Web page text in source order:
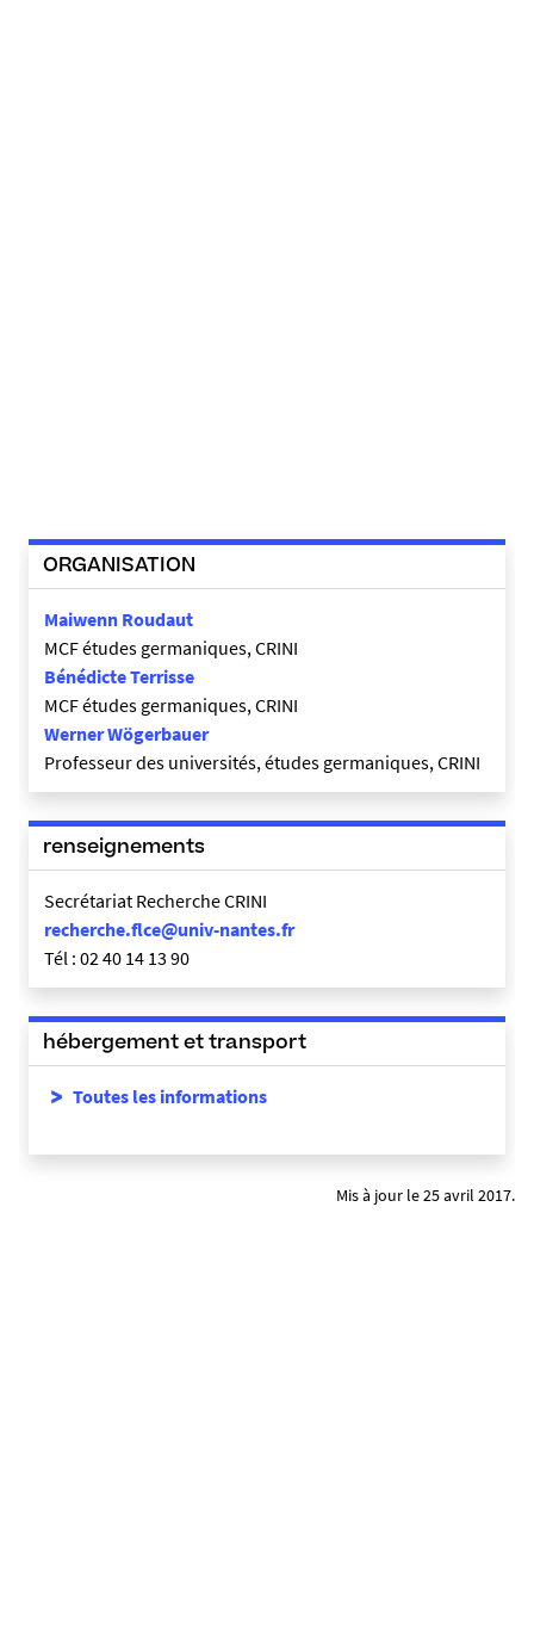
ORGANISATION
Maiwenn Roudaut
MCF études germaniques, CRINI
Bénédicte Terrisse
MCF études germaniques, CRINI
Werner Wögerbauer
Professeur des universités, études germaniques, CRINI
renseignements
Secrétariat Recherche CRINI
recherche.flce@univ-nantes.fr
Tél : 02 40 14 13 90
hébergement et transport
Toutes les informations
Mis à jour le 25 avril 2017.